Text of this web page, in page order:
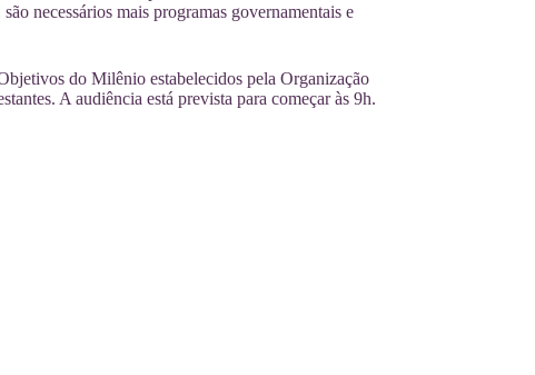
necessários mais programas governamentais e
do Milênio estabelecidos pela Organização
A audiência está prevista para começar às 9h.